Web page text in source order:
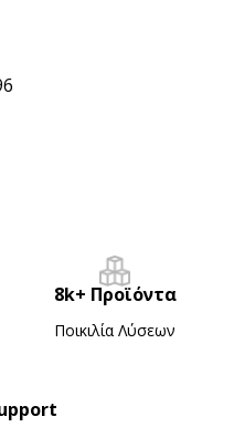
8k+ Προϊόντα
Ποικιλία Λύσεων